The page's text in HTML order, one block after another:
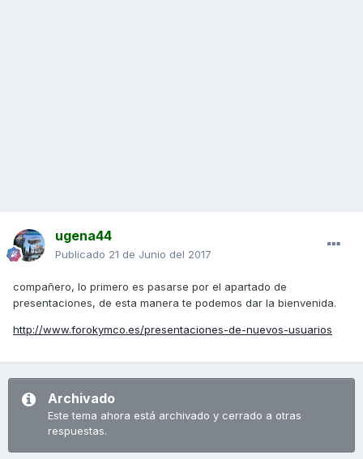
ugena44
Publicado 21 de Junio del 2017
compañero, lo primero es pasarse por el apartado de
presentaciones, de esta manera te podemos dar la bienvenida.
http://www.forokymco.es/presentaciones-de-nuevos-usuarios
Archivado
Este tema ahora está archivado y cerrado a otras
respuestas.